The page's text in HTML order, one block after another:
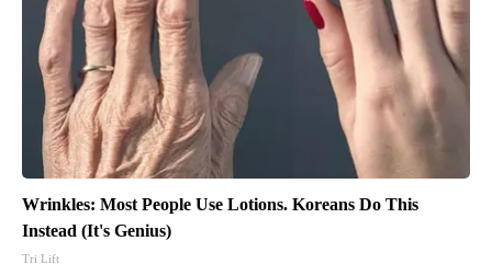
Wrinkles: Most People Use Lotions. Koreans Do This
Instead (It's Genius)
Tri Lift